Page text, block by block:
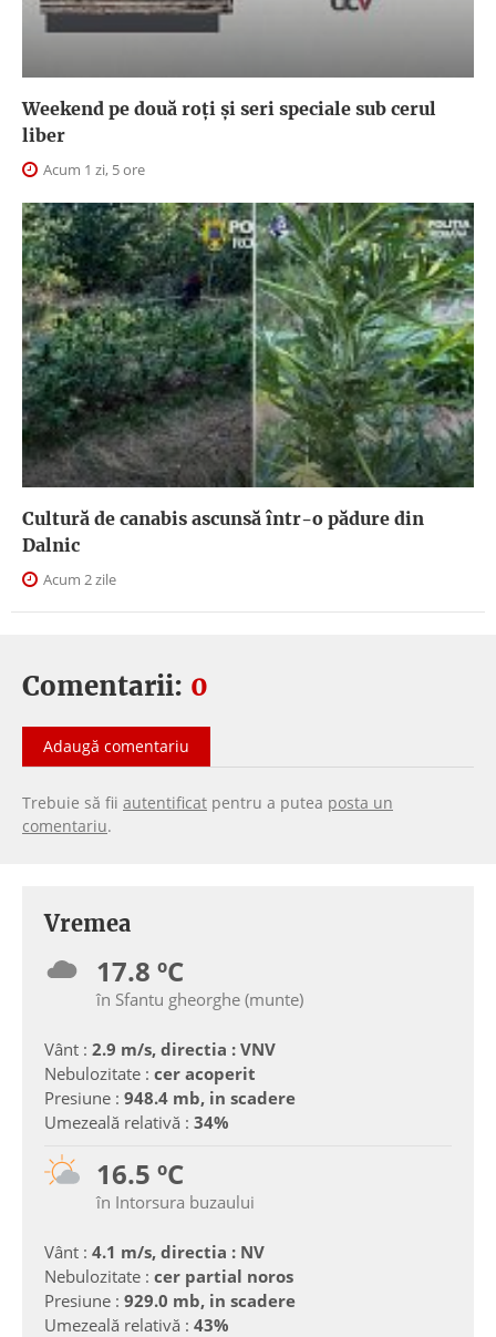
Weekend pe două roți și seri speciale sub cerul
liber
Acum 1 zi, 5 ore
Cultură de canabis ascunsă într-o pădure din
Dalnic
Acum 2 zile
Comentarii: 0
Adaugă comentariu
Trebuie să fii autentificat pentru a putea posta un
comentariu.
Vremea
17.8 ºC
în Sfantu gheorghe (munte)
Vânt : 2.9 m/s, directia : VNV
Nebulozitate : cer acoperit
Presiune : 948.4 mb, in scadere
Umezeală relativă : 34%
16.5 ºC
în Intorsura buzaului
Vânt : 4.1 m/s, directia : NV
Nebulozitate : cer partial noros
Presiune : 929.0 mb, in scadere
Umezeală relativă : 43%